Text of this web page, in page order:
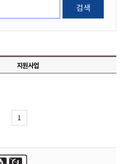
검색
지원사업
1